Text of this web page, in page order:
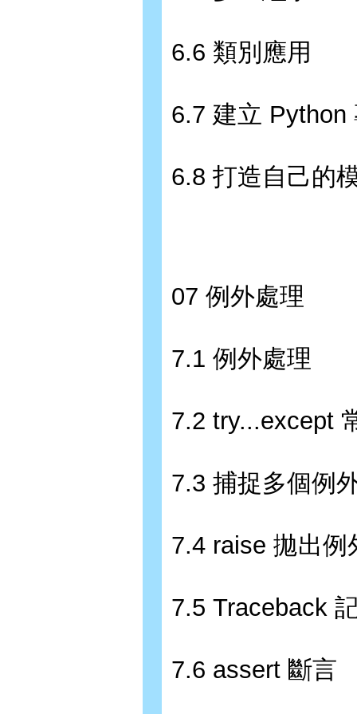
6.6 類別應用
6.7 建立 Python
6.8 打造自己的
07 例外處理
7.1 例外處理
7.2 try...except
7.3 捕捉多個例
7.4 raise 拋出例
7.5 Traceback
7.6 assert 斷言